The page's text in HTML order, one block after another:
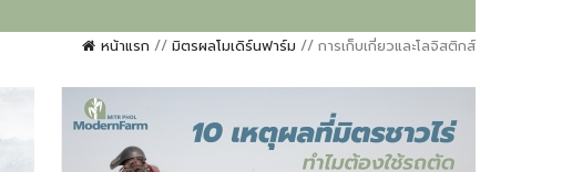
หน้าแรก มิตรผลโมเดิร์นฟาร์ม การเก็บเกี่ยวและโลจิสติกส์